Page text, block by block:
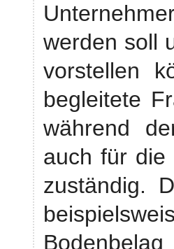
werden soll
vorstellen
begleitete
während
auch für die
zuständig.